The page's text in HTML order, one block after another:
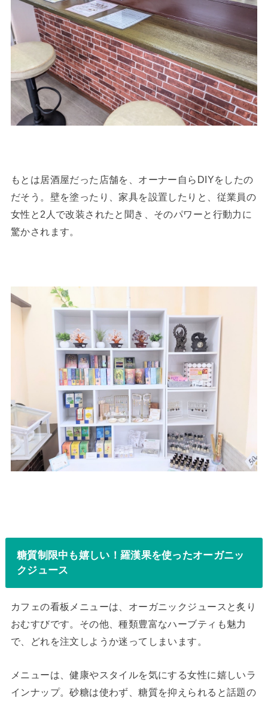
もとは居酒屋だった店舗を、オーナー自らDIYをしたの
だそう。壁を塗ったり、家具を設置したりと、従業員の
女性と2人で改装されたと聞き、そのパワーと行動力に
驚かされます。
糖質制限中も嬉しい！羅漢果を使ったオーガニッ
クジュース
カフェの看板メニューは、オーガニックジュースと炙り
おむすびです。その他、種類豊富なハーブティも魅力
で、どれを注文しようか迷ってしまいます。
メニューは、健康やスタイルを気にする女性に嬉しいラ
インナップ。砂糖は使わず、糖質を抑えられると話題の